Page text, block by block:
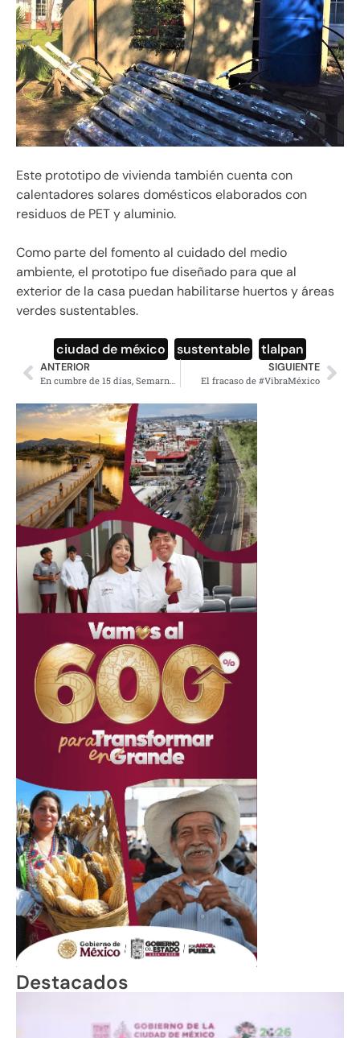
Este prototipo de vivienda también cuenta con
calentadores solares domésticos elaborados con
residuos de PET y aluminio.
Como parte del fomento al cuidado del medio
ambiente, el prototipo fue diseñado para que al
exterior de la casa puedan habilitarse huertos y áreas
verdes sustentables.
ciudad de méxico sustentable tlalpan
ANTERIOR SIGUIENTE
El fracaso de #VibraMéxico
Destacados